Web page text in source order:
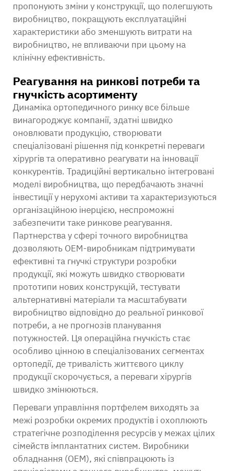
пропонують зміни у конструкції, що полегшують
виробництво, покращують експлуатаційні
характеристики або зменшують витрати на
виробництво, не впливаючи при цьому на
клінічну ефективність.
Реагування на ринкові потреби та
гнучкість асортименту
Динаміка ортопедичного ринку все більше
винагороджує компанії, здатні швидко
оновлювати продукцію, створювати
спеціалізовані рішення під конкретні переваги
хірургів та оперативно реагувати на інновації
конкурентів. Традиційні вертикально інтегровані
моделі виробництва, що передбачають значні
інвестиції у нерухомі активи та характеризуються
організаційною інерцією, неспроможні
забезпечити таке ринкове реагування.
Партнерства у сфері точного виробництва
дозволяють OEM-виробникам підтримувати
ефективні та гнучкі структури розробки
продукції, які можуть швидко створювати
прототипи нових конструкцій, тестувати
альтернативні матеріали та масштабувати
виробництво відповідно до реальної ринкової
потреби, а не прогнозів планування
потужностей. Ця операційна гнучкість стає
особливо цінною в спеціалізованих сегментах
ортопедії, де тривалість життєвого циклу
продукції скорочується, а переваги хірургів
швидко змінюються.
Переваги управління портфелем виходять за
межі розробки окремих продуктів і охоплюють
стратегічне розподілення ресурсів у межах цілих
сімейств імплантатних систем. Виробники
обладнання (OEM), які співпрацюють із